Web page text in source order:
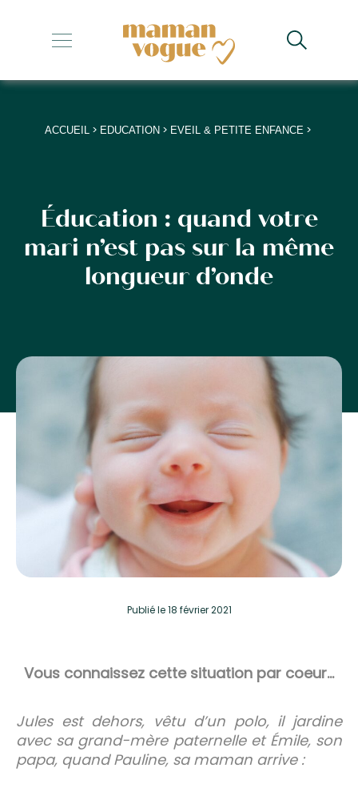
+
+
+
+
ACCUEIL> EDUCATION> EVEIL & PETITE ENFANCE>
Éducation : quand votre
mari n’est pas sur la même
longueur d’onde
Publiéle 18 février 2021
Vous connaissez cette situation par coeur…
Jules est dehors, vêtu d’un polo, il jardine
avec sa grand-mère paternelle et Émile, son
papa, quand Pauline, sa maman arrive :